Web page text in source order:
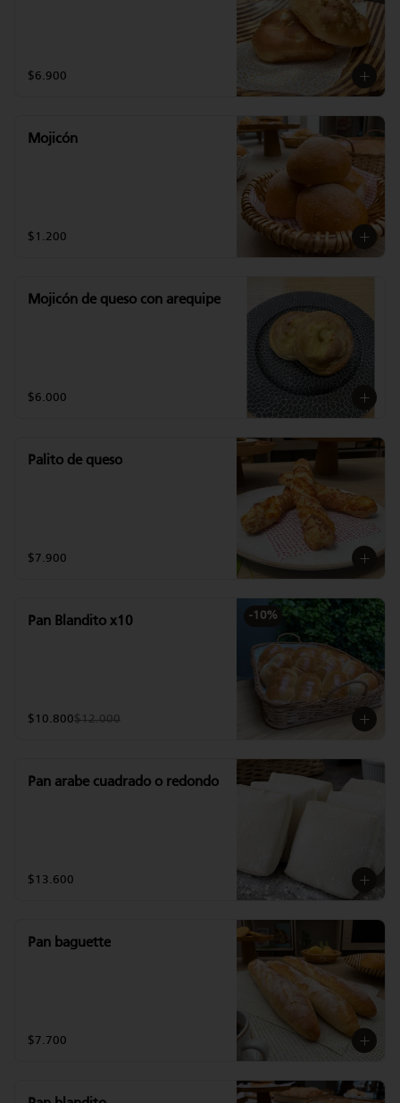
$6.900
Mojicón
$1.200
Mojicón de queso con arequipe
$6.000
Palito de queso
$7.900
-10%
Pan Blandito x10
$10.800$12.000
Pan arabe cuadrado o redondo
$13.600
Pan baguette
$7.700